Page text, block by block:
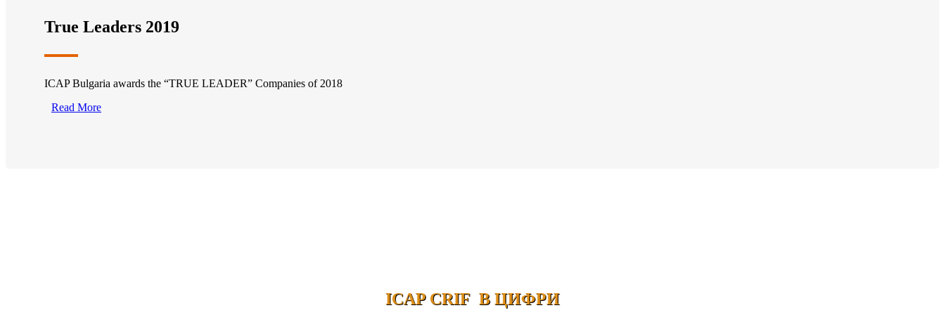
True Leaders 2019
ICAP Bulgaria awards the “TRUE LEADER” Companies of 2018
Read More
ICAP CRIF В ЦИФРИ